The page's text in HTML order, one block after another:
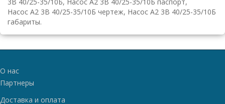
Насос А2 3В 40/25-35/10Б чертеж, Насос А2 3В 40/25-35/10Б
габариты.
О нас
Партнеры
Доставка и оплата